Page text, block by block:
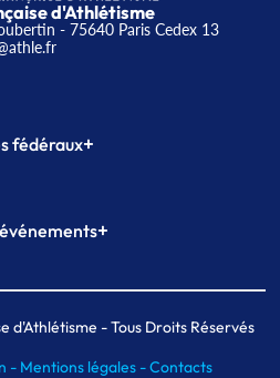
d'Athlétisme
- 75640 Paris Cedex 13
fédéraux+
Formation
+
de Paris indoor
de Paris
d'Athlétisme - Tous Droits Réservés
- Mentions légales -Contacts